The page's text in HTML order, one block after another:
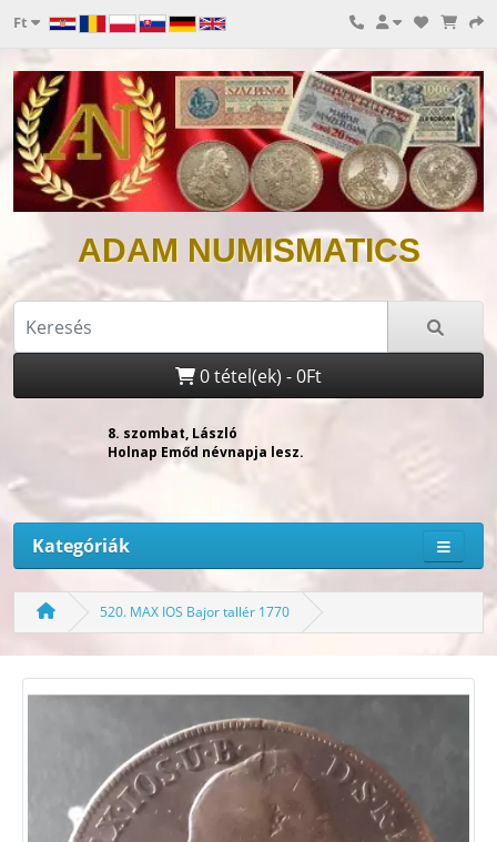
Ft
ADAM NUMISMATICS
0 tétel(ek) - 0Ft
Kategóriák
520. MAX IOS Bajor tallér 1770